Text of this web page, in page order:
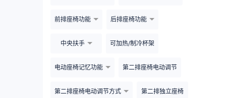
前排座椅功能 后排座椅功能
中央扶手 可加热/制冷杯架
电动座椅记忆功能 第二排座椅电动调节
第二排座椅电动调节方式 第二排独立座椅